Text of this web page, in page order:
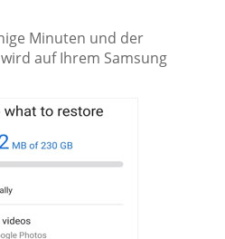
Minuten und der
auf Ihrem Samsung